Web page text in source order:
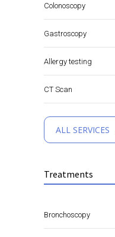
Colonoscopy
Gastroscopy
Allergy testing
CT Scan
ALL SERVICES
Treatments
Bronchoscopy